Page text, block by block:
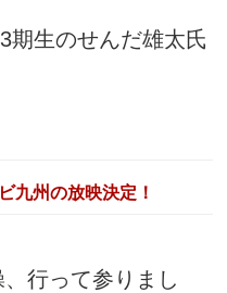
期生のせんだ雄太氏
九州の放映決定！
行って参りまし